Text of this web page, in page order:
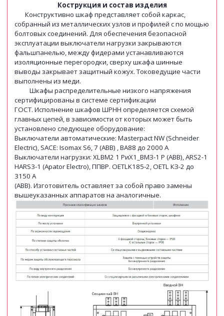
Кострукция и состав изделия
Конструктивно шкаф представляет собой каркас,
собранный из металлических узлов и профилей с по мощью
болтовых соединений. Для обеспечения безопасной
эксплуатации выключатели нагрузки закрываются
фальшпанелью, между фидерами устанавливаются
изоляционные перегородки, сверху шкафа шинные
выводы закрывает защитный кожух. Токоведущие части
выполнены из меди.
Шкафы распределительные низкого напряжения
сертифицированы в системе сертификации
ГОСТ. Исполнение шкафов ШРНН определяется схемой
главных цепей, в зависимости от которых может быть
установлено следующее оборудование:
Выключатели автоматические: Masterpact NW (Schneider
Electric), SACE: Isomax S6, 7 (ABB) , ВА88 до 2000 А
Выключатели нагрузки: XLBM2 1 РиХ1_ВМЗ-1 Р (ABB), ARS2-1
HARS3-1 (Apator Electro), ППВР. OETLK185-2, OETL КЗ-2 до
3150 A
(ABB). Изготовитель оставляет за собой право замены
вышеуказанных аппаратов на аналогичные.